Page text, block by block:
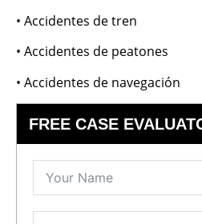
• Accidentes de tren
• Accidentes de peatones
• Accidentes de navegación
FREE CASE